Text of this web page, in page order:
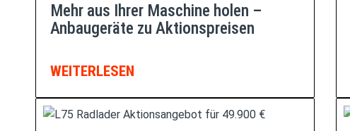
Mehr aus Ihrer Maschine holen –
Anbaugeräte zu Aktionspreisen
WEITERLESEN